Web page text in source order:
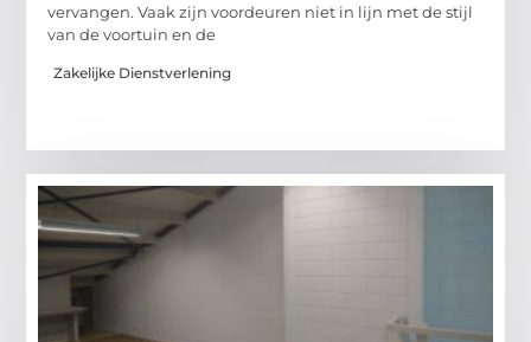
vervangen. Vaak zijn voordeuren niet in lijn met de stijl
van de voortuin en de
Zakelijke Dienstverlening